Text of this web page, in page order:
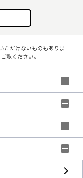
ただけないものもありま
覧ください。